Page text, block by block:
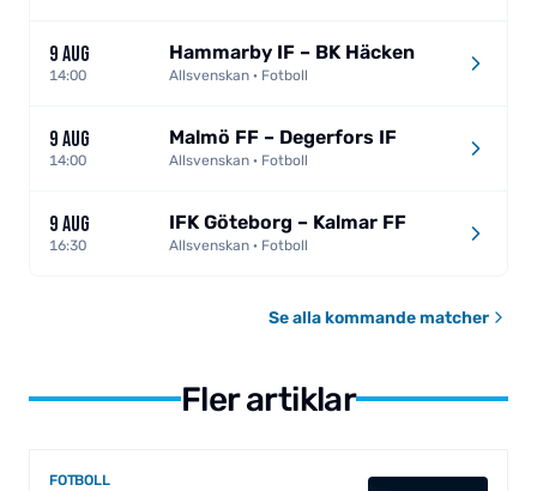
9 AUG
14:00
Hammarby IF – BK Häcken
Allsvenskan · Fotboll
9 AUG
14:00
Malmö FF – Degerfors IF
Allsvenskan · Fotboll
9 AUG
16:30
IFK Göteborg – Kalmar FF
Allsvenskan · Fotboll
Se alla kommande matcher
Fler artiklar
FOTBOLL